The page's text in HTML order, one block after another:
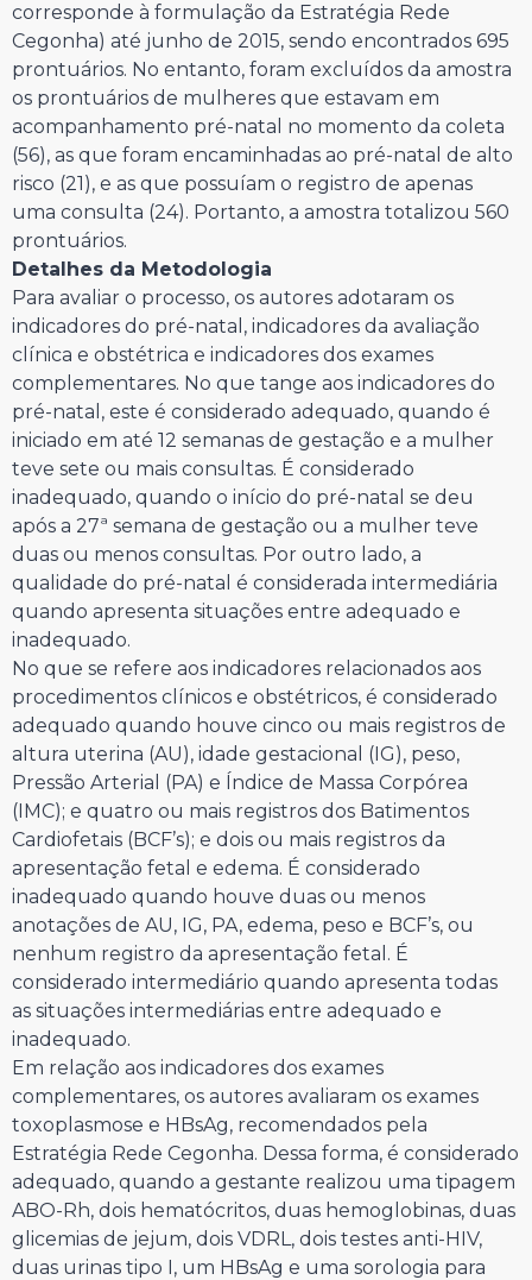
corresponde à formulação da Estratégia Rede
Cegonha) até junho de 2015, sendo encontrados 695
prontuários. No entanto, foram excluídos da amostra
os prontuários de mulheres que estavam em
acompanhamento pré-natal no momento da coleta
(56), as que foram encaminhadas ao pré-natal de alto
risco (21), e as que possuíam o registro de apenas
uma consulta (24). Portanto, a amostra totalizou 560
prontuários.
Detalhes da Metodologia
Para avaliar o processo, os autores adotaram os
indicadores do pré-natal, indicadores da avaliação
clínica e obstétrica e indicadores dos exames
complementares. No que tange aos indicadores do
pré-natal, este é considerado adequado, quando é
iniciado em até 12 semanas de gestação e a mulher
teve sete ou mais consultas. É considerado
inadequado, quando o início do pré-natal se deu
após a 27ª semana de gestação ou a mulher teve
duas ou menos consultas. Por outro lado, a
qualidade do pré-natal é considerada intermediária
quando apresenta situações entre adequado e
inadequado.
No que se refere aos indicadores relacionados aos
procedimentos clínicos e obstétricos, é considerado
adequado quando houve cinco ou mais registros de
altura uterina (AU), idade gestacional (IG), peso,
Pressão Arterial (PA) e Índice de Massa Corpórea
(IMC); e quatro ou mais registros dos Batimentos
Cardiofetais (BCF’s); e dois ou mais registros da
apresentação fetal e edema. É considerado
inadequado quando houve duas ou menos
anotações de AU, IG, PA, edema, peso e BCF’s, ou
nenhum registro da apresentação fetal. É
considerado intermediário quando apresenta todas
as situações intermediárias entre adequado e
inadequado.
Em relação aos indicadores dos exames
complementares, os autores avaliaram os exames
toxoplasmose e HBsAg, recomendados pela
Estratégia Rede Cegonha. Dessa forma, é considerado
adequado, quando a gestante realizou uma tipagem
ABO-Rh, dois hematócritos, duas hemoglobinas, duas
glicemias de jejum, dois VDRL, dois testes anti-HIV,
duas urinas tipo I, um HBsAg e uma sorologia para